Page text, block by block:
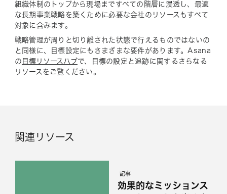
組織体制のトップから現場まですべての階層に浸透し、最適
な長期事業戦略を築くために必要な会社のリソースもすべて
対象に含みます。
戦略管理が周りと切り離された状態で行えるものではないの
と同様に、目標設定にもさまざまな要件があります。Asana
の 目標リソースハブで、目標の設定と追跡に関するさらなる
リソースをご覧ください。
関連リソース
記事
効果的なミッションス